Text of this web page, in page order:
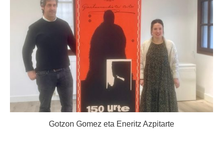
Gotzon Gomez eta Eneritz Azpitarte